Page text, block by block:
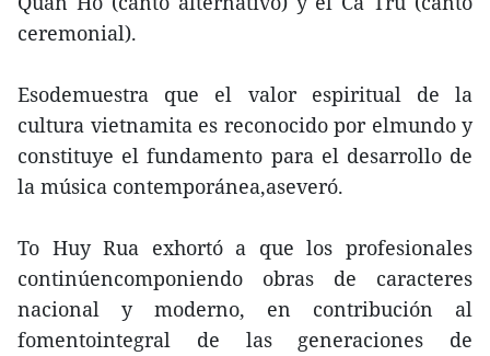
ceremonial).
Esodemuestra que el valor espiritual de la
cultura vietnamita es reconocido por elmundo y
constituye el fundamento para el desarrollo de
la música contemporánea,aseveró.
To Huy Rua exhortó a que los profesionales
continúencomponiendo obras de caracteres
nacional y moderno, en contribución al
fomentointegral de las generaciones de